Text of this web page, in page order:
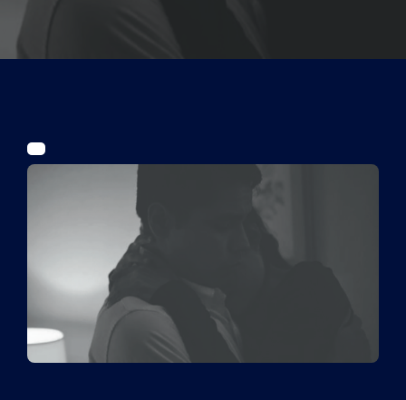
Kurier Romy 2026